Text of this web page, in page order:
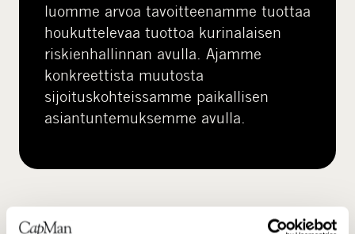
luomme arvoa tavoitteenamme tuottaa
houkuttelevaa tuottoa kurinalaisen
riskienhallinnan avulla. Ajamme
konkreettista muutosta
sijoituskohteissamme paikallisen
asiantuntemuksemme avulla.